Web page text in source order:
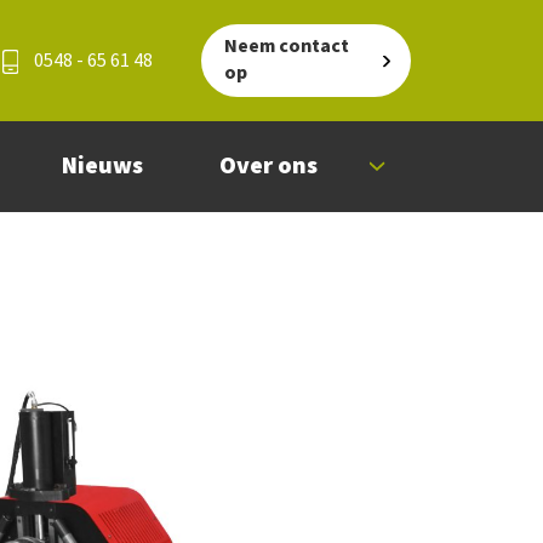
0548 - 65 61 48
Neem contact
op
Nieuws Over ons